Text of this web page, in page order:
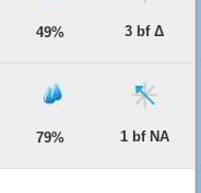
49% 3 bf Δ
79% 1 bf ΝΑ